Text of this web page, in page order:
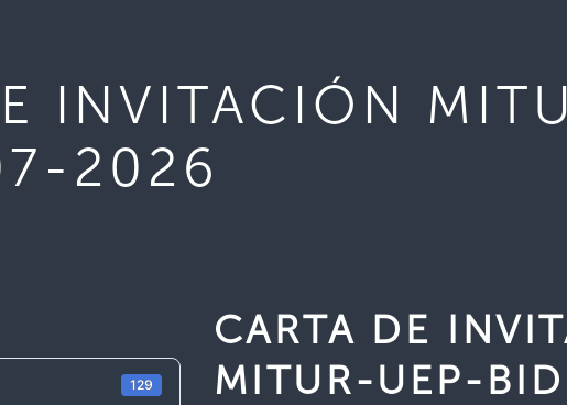
INVITACIÓN
2026
129
CARTA DE
MITUR-UEP-